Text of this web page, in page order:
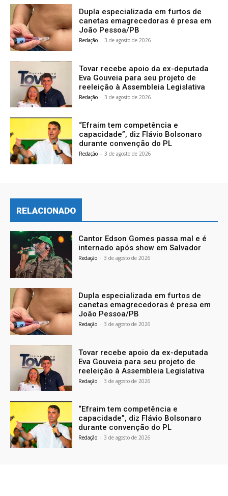
Dupla especializada em furtos de
canetas emagrecedoras é presa em
João Pessoa/PB
Redação - 3 de agosto de 2026
Tovar recebe apoio da ex-deputada
Eva Gouveia para seu projeto de
reeleição à Assembleia Legislativa
Redação - 3 de agosto de 2026
“Efraim tem competência e
capacidade”, diz Flávio Bolsonaro
durante convenção do PL
Redação - 3 de agosto de 2026
RELACIONADO
Cantor Edson Gomes passa mal e é
internado após show em Salvador
Redação - 3 de agosto de 2026
Dupla especializada em furtos de
canetas emagrecedoras é presa em
João Pessoa/PB
Redação - 3 de agosto de 2026
Tovar recebe apoio da ex-deputada
Eva Gouveia para seu projeto de
reeleição à Assembleia Legislativa
Redação - 3 de agosto de 2026
“Efraim tem competência e
capacidade”, diz Flávio Bolsonaro
durante convenção do PL
Redação - 3 de agosto de 2026